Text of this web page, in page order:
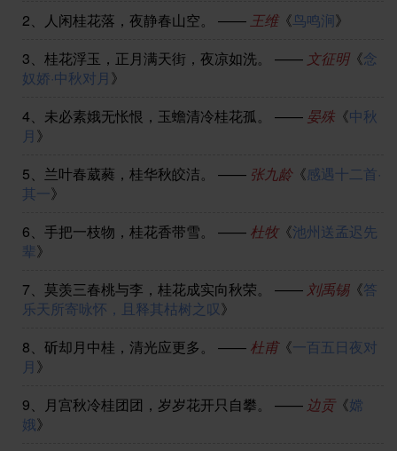
2、
人闲桂花落，夜静春山空。 —— 王维《鸟鸣涧》
3、 桂花浮玉，正月满天街，夜凉如洗。 —— 文征明《念
奴娇·中秋对月 》
4、 未必素娥无怅恨，玉蟾清冷桂花孤。 —— 晏殊 《中秋
月 》
5、 兰叶春葳蕤，桂华秋皎洁。 —— 张九龄《感遇十二首·
其一》
6、 手把一枝物，桂花香带雪。 —— 杜牧《池州送孟迟先
辈》
7、 莫羡三春桃与李，桂花成实向秋荣。 —— 刘禹锡《答
乐天所寄咏怀，且释其枯树之叹》
8、 斫却月中桂，清光应更多。 —— 杜甫《一百五日夜对
月 》
9、
月宫秋冷桂团团，岁岁花开只自攀。 —— 边贡《嫦
娥》